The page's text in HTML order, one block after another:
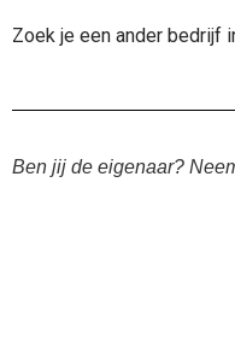
Zoek je een ander bedrijf
Ben jij de eigenaar?